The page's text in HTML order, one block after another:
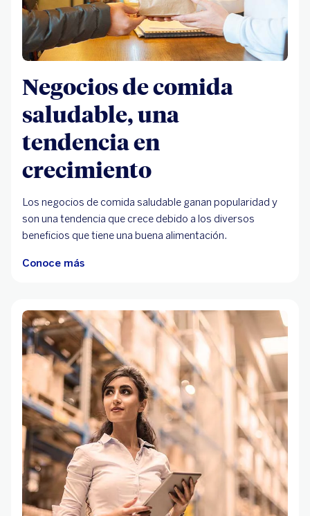
Negocios de comida
saludable, una
tendencia en
crecimiento
Los negocios de comida saludable ganan popularidad y
son una tendencia que crece debido a los diversos
beneficios que tiene una buena alimentación.
Conoce más